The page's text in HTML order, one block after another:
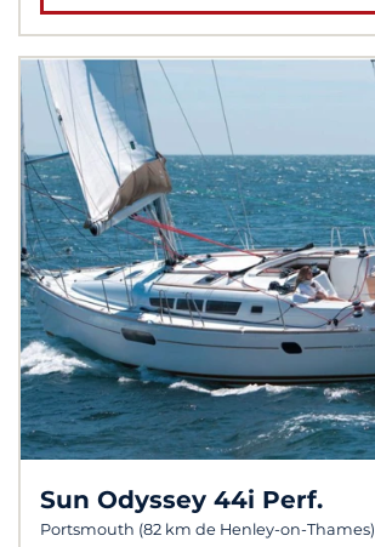
Sun Odyssey 44i Perf.
Portsmouth (82 km de Henley-on-Thames)